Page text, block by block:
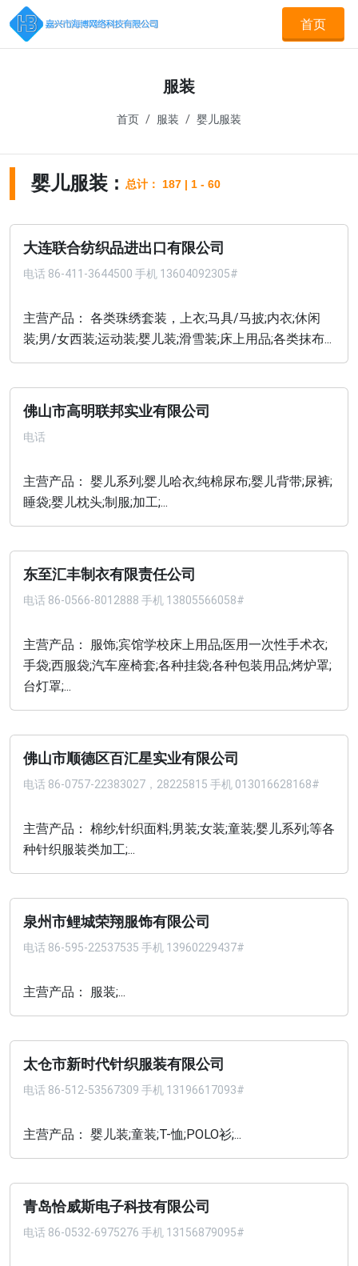
首页
服装
首页 服装 婴儿服装
婴儿服装 : 总计： 187 | 1 - 60
大连联合纺织品进出口有限公司
电话 86-411-3644500 手机 13604092305#
主营产品： 各类珠绣套装，上衣;马具/马披;内衣;休闲
装;男/女西装;运动装;婴儿装;滑雪装;床上用品;各类抹布...
佛山市高明联邦实业有限公司
电话
主营产品： 婴儿系列;婴儿哈衣;纯棉尿布;婴儿背带;尿裤;
睡袋;婴儿枕头;制服;加工;...
东至汇丰制衣有限责任公司
电话 86-0566-8012888 手机 13805566058#
主营产品： 服饰;宾馆学校床上用品;医用一次性手术衣;
手袋;西服袋;汽车座椅套;各种挂袋;各种包装用品;烤炉罩;
台灯罩;...
佛山市顺德区百汇星实业有限公司
电话 86-0757-22383027，28225815 手机 013016628168#
主营产品： 棉纱;针织面料;男装;女装;童装;婴儿系列;等各
种针织服装类加工;...
泉州市鲤城荣翔服饰有限公司
电话 86-595-22537535 手机 13960229437#
主营产品： 服装;...
太仓市新时代针织服装有限公司
电话 86-512-53567309 手机 13196617093#
主营产品： 婴儿装;童装;T-恤;POLO衫;...
青岛恰威斯电子科技有限公司
电话 86-0532-6975276 手机 13156879095#